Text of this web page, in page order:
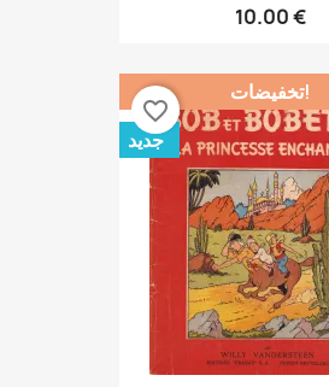
10.00 €
تخفيضات!
جديد
favorite_border